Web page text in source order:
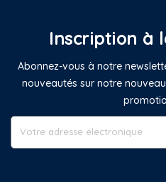
Inscription à
Abonnez-vous à notre
nouveautés sur notre